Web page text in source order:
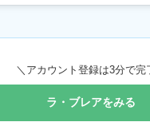
＼アカウント登録は3分で完
ラ・ブレアをみる